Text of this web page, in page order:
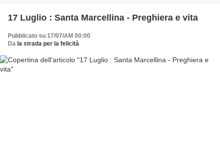
17 Luglio : Santa Marcellina - Preghiera e vita
Pubblicato su 17/07/AM 00:00
Da la strada per la felicità